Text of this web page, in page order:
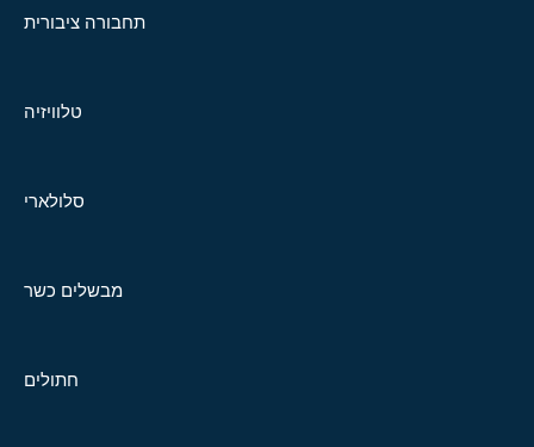
תחבורה ציבורית
טלוויזיה
סלולארי
מבשלים כשר
חתולים